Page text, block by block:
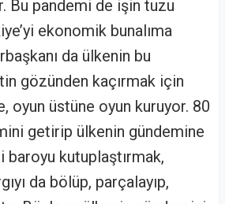
Bu pandemi de işin tuzu
ekonomik bunalıma
da ülkenin bu
gözünden kaçırmak için
oyun üstüne oyun kuruyor. 80
getirip ülkenin gündemine
kutuplaştırmak,
da bölüp, parçalayıp,